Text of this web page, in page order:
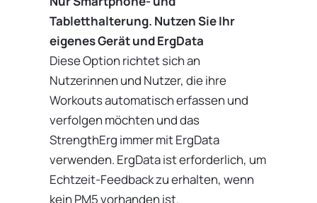
Tabletthalterung. Nutzen Sie Ihr
eigenes Gerät und ErgData
Diese Option richtet sich an
Nutzerinnen und Nutzer, die ihre
Workouts automatisch erfassen und
verfolgen möchten und das
StrengthErg immer mit ErgData
verwenden. ErgData ist erforderlich, um
Echtzeit-Feedback zu erhalten, wenn
kein PM5 vorhanden ist.